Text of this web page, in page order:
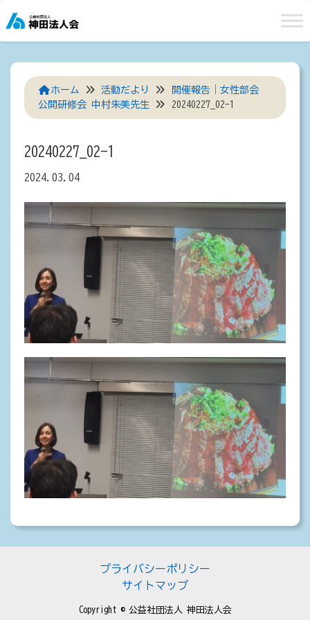
to
content
ホーム 活動だより
開催報告｜女性部会
公開研修会 中村朱美先生
20240227_02-1
20240227_02-1
2024.03.04
プライバシーポリシー
サイトマップ
Copyright © 公益社団法人 神田法人会